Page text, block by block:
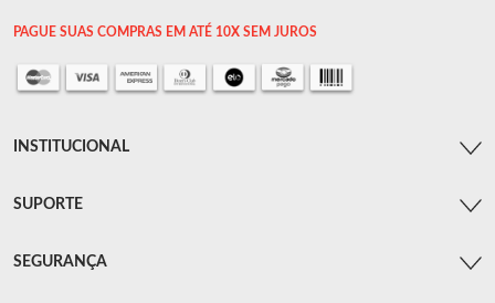
PAGUE SUAS COMPRAS EM ATÉ 10X SEM JUROS
INSTITUCIONAL
SUPORTE
SEGURANÇA